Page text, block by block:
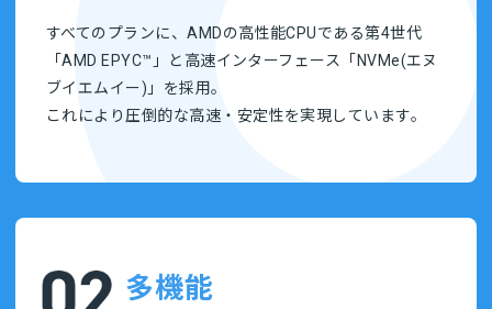
すべてのプランに、AMDの高性能CPUである第4世代
「AMD EPYC™」と高速インターフェース「NVMe(エヌ
ブイエムイー)」を採用。
これにより圧倒的な高速・安定性を実現しています。
多機能